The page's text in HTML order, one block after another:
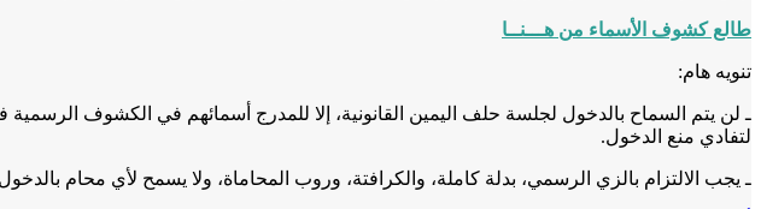
طالع كشوف الأسماء من هـــنــا
تنويه هام:
ـ لن يتم السماح بالدخول لجلسة حلف اليمين القانونية، إلا للمدرج أسمائهم في الكشوف
لتفادي منع الدخول.
ـ يجب الالتزام بالزي الرسمي، بدلة كاملة، والكرافتة، وروب المحاماة، ولا يسمح لأي محام